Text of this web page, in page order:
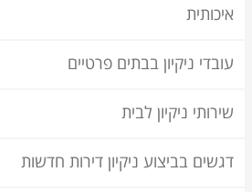
איכותית
עובדי ניקיון בבתים פרטיים
שירותי ניקיון לבית
דגשים בביצוע ניקיון דירות חדשות